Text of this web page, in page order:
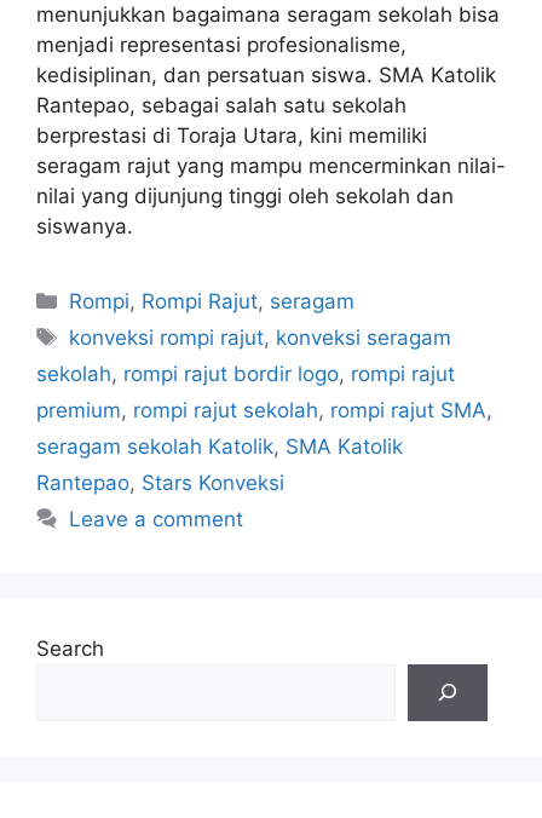
menunjukkan bagaimana seragam sekolah bisa
menjadi representasi profesionalisme,
kedisiplinan, dan persatuan siswa. SMA Katolik
Rantepao, sebagai salah satu sekolah
berprestasi di Toraja Utara, kini memiliki
seragam rajut yang mampu mencerminkan nilai-
nilai yang dijunjung tinggi oleh sekolah dan
siswanya.
Rompi, Rompi Rajut, seragam
konveksi rompi rajut, konveksi seragam
sekolah, rompi rajut bordir logo, rompi rajut
premium, rompi rajut sekolah, rompi rajut SMA,
seragam sekolah Katolik, SMA Katolik
Rantepao, Stars Konveksi
Leave a comment
Search